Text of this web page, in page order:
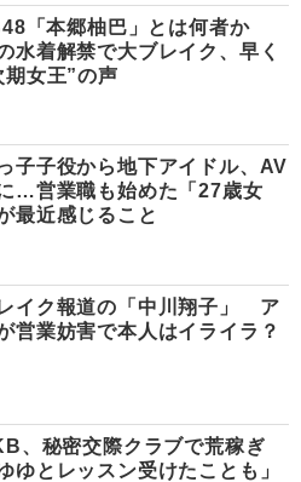
「本郷柚巴」とは何者か
水着解禁で大ブレイク、早く
期女王”の声
子子役から地下アイドル、AV
…営業職も始めた「27歳女
最近感じること
イク報道の「中川翔子」 ア
営業妨害で本人はイライラ？
、秘密交際クラブで荒稼ぎ
ゆとレッスン受けたことも」